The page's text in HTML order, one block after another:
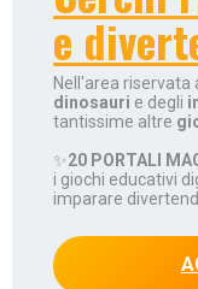
e
Nell'area riservata
dinosauri e degli
tantissime altre
✨20 PORTALI
i giochi educativi
imparare